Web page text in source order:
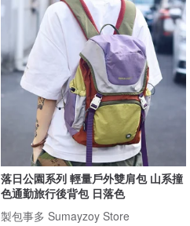
落日公園系列 輕量戶外雙肩包 山系撞
色通勤旅行後背包 日落色
製包事多 Sumayzoy Store